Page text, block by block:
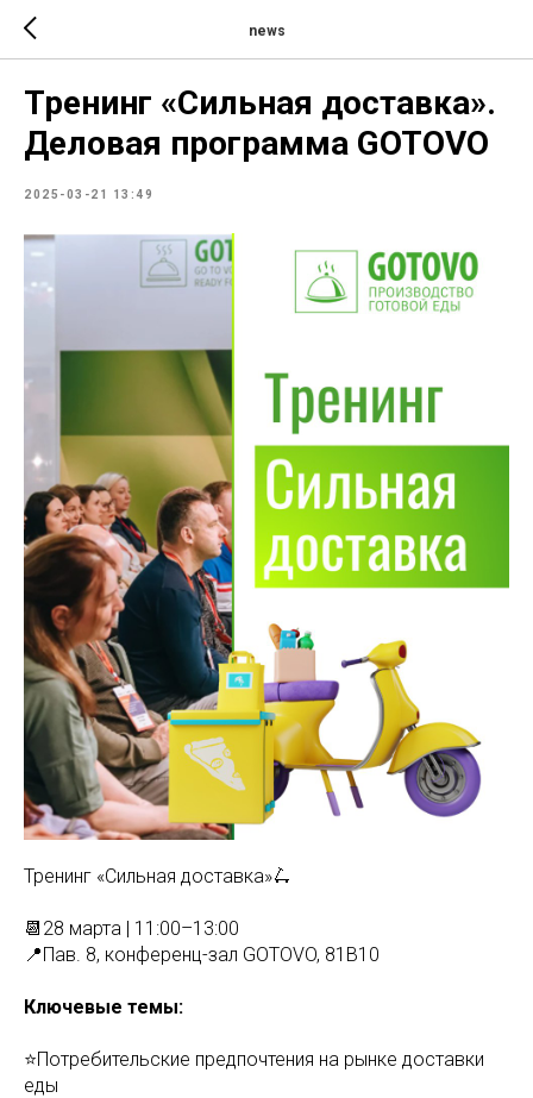
news
Тренинг «Сильная доставка».
Деловая программа GOTOVO
2025-03-21 13:49
Тренинг «Сильная доставка»🛴
📆28 марта | 11:00–13:00
📍Пав. 8, конференц-зал GOTOVO, 81B10
Ключевые темы:
⭐Потребительские предпочтения на рынке доставки
еды